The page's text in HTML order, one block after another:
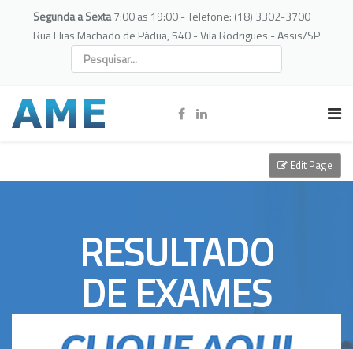
Segunda a Sexta7:00 as 19:00 - Telefone: (18) 3302-3700
Rua Elias Machado de Pádua, 540 - Vila Rodrigues - Assis/SP
RESULTADO
DE EXAMES
Edit Page